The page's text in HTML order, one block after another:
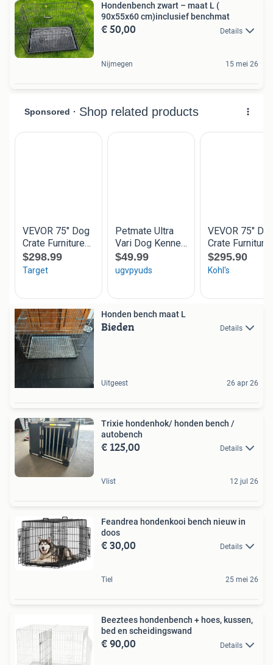
Hondenbench zwart – maat L (
90x55x60 cm)inclusief benchmat
€ 50,00 Details
Nijmegen 15 mei 26
Honden bench maat L
Bieden Details
Uitgeest 26 apr 26
Trixie hondenhok/ honden bench /
autobench
€ 125,00 Details
Vlist 12 jul 26
Feandrea hondenkooi bench nieuw in
doos
€ 30,00 Details
Tiel 25 mei 26
Beeztees hondenbench + hoes, kussen,
bed en scheidingswand
€ 90,00 Details